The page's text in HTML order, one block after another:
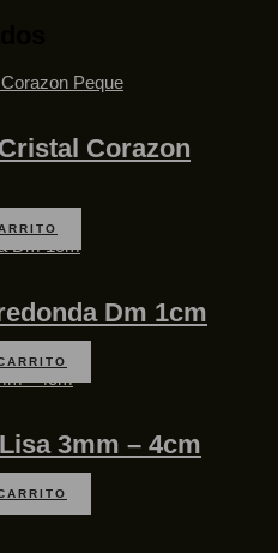
Corazon
Dm 1cm
3mm – 4cm